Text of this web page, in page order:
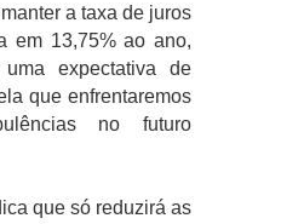
a taxa de juros
em 13,75% ao ano,
expectativa de
que enfrentaremos
no futuro
que só reduzirá as